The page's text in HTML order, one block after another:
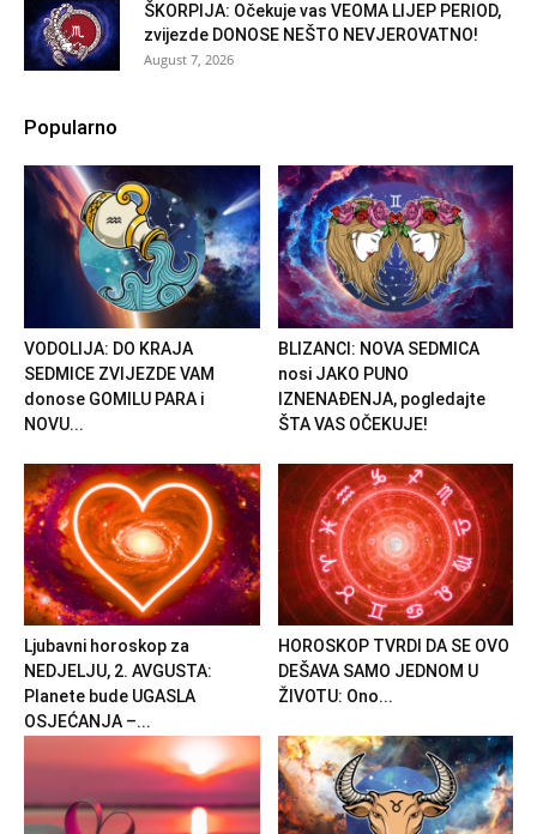
ŠKORPIJA: Očekuje vas VEOMA LIJEP PERIOD,
zvijezde DONOSE NEŠTO NEVJEROVATNO!
August 7, 2026
Popularno
VODOLIJA: DO KRAJA
SEDMICE ZVIJEZDE VAM
donose GOMILU PARA i
NOVU...
BLIZANCI: NOVA SEDMICA
nosi JAKO PUNO
IZNENAĐENJA, pogledajte
ŠTA VAS OČEKUJE!
Ljubavni horoskop za
NEDJELJU, 2. AVGUSTA:
Planete bude UGASLA
OSJEĆANJA –...
HOROSKOP TVRDI DA SE OVO
DEŠAVA SAMO JEDNOM U
ŽIVOTU: Ono...